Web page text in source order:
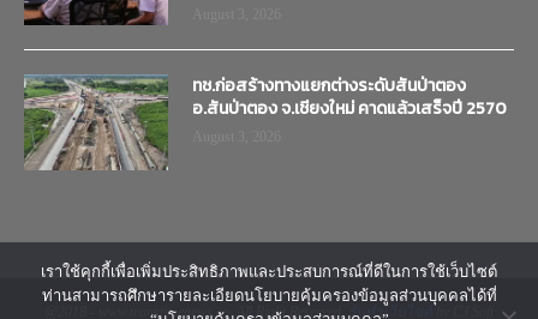
ทช.ก่อสร้างทางแยกต่างระดับสันป่าตอง
อ.สันป่าตอง จ.เชียงใหม่ คาดแล้วเสร็จปี 2570
@2018 - www.transtimenews.co. All Right Reserved. รับทำเว็บไซต์
เราใช้คุกกี้เพื่อเพิ่มประสิทธิภาพและประสบการณ์ที่ดีในการใช้เว็บไซต์
ท่านสามารถศึกษารายละเอียดนโยบายคุ้มครองข้อมูลส่วนบุคคลได้ที่